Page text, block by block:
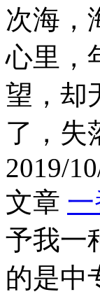
次海，
心里，
望，却
了，失
2019/
文章
予我一
的是中